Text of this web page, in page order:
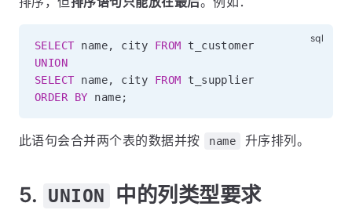
SELECT name, city FROM
UNION
SELECT name, city FROM
ORDER
BY name;
此语句会合并两个表的数据并按 name 升序排列。
5. UNION 中的列类型要求